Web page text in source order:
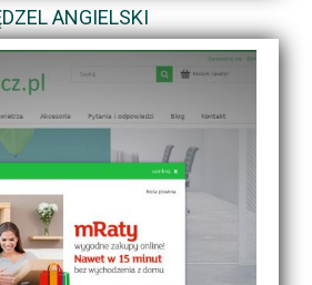
ANGIELSKI